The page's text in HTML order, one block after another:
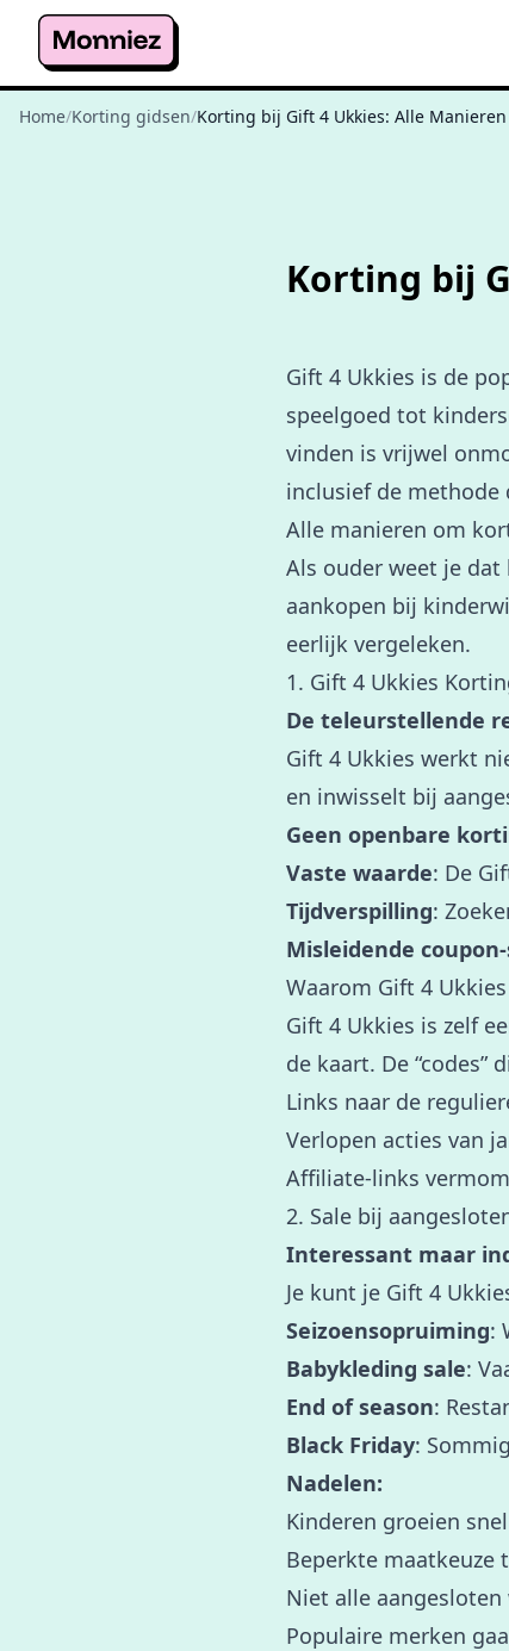
Home/Korting gidsen/Korting bij Gift 4 Ukkies: Alle
Korting bij
Gift 4 Ukkies is de
speelgoed tot
vinden is vrijwel
inclusief de
Alle manieren om
Als ouder weet je
aankopen bij
eerlijk vergeleken.
1. Gift 4 Ukkies
De teleurstellende
Gift 4 Ukkies werkt
en inwisselt bij
Geen openbare
Vaste waarde: De
Tijdverspilling:
Misleidende
Waarom Gift 4
Gift 4 Ukkies is zelf
de kaart. De “codes”
Links naar de
Verlopen acties van
Affiliate-links
2. Sale bij
Interessant maar
Je kunt je Gift 4
Seizoensopruiming:
Babykleding sale:
End of season:
Black Friday:
Nadelen:
Kinderen groeien
Beperkte maatkeuze
Niet alle
Populaire merken